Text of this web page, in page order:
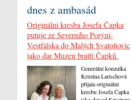
dnes z ambasád
Originální kresba Josefa Čapka
putuje ze Severního Porýní-
Vestfálska do Malých Svatoňovic
jako dar Muzeu bratří Čapků.
Generální konzulka
Kristina Larischová
přijala originální
kresbu Josefa Čapka